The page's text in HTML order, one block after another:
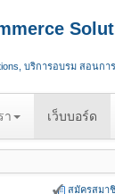
บริการอบรม สอนกา
า เว็บบอร์ด
สมัครสมา